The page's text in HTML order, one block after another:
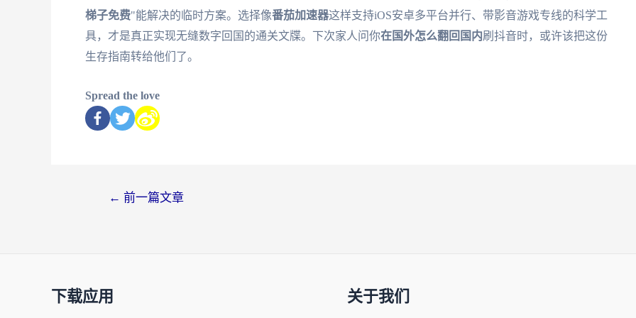
梯子免费"能解决的临时方案。选择像番茄加速器这样支持iOS安卓多平台并行、带影音游戏专线的科学工
具，才是真正实现无缝数字回国的通关文牒。下次家人问你在国外怎么翻回国内刷抖音时，或许该把这份
生存指南转给他们了。
Spread the love
← 前一篇文章
下载应用 关于我们